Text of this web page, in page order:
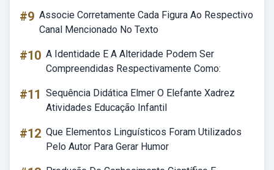
#9 Associe Corretamente Cada Figura Ao Respectivo
Canal Mencionado No Texto
#10 A Identidade E A Alteridade Podem Ser
Compreendidas Respectivamente Como:
#11 Sequência Didática Elmer O Elefante Xadrez
Atividades Educação Infantil
#12 Que Elementos Linguísticos Foram Utilizados
Pelo Autor Para Gerar Humor